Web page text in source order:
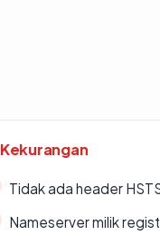
Kekurangan
Tidak ada header
Nameserver milik